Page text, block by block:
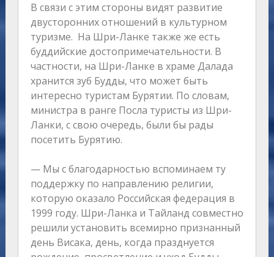
В связи с этим стороны видят развитие
двусторонних отношений в культурном
туризме. На Шри-Ланке также же есть
буддийские достопримечательности. В
частности, на Шри-Ланке в храме Далада
хранится зуб Будды, что может быть
интересно туристам Бурятии. По словам,
министра в ранге Посла туристы из Шри-
Ланки, с свою очередь, были бы рады
посетить Бурятию.
— Мы с благодарностью вспоминаем ту
поддержку по направлению религии,
которую оказало Российская федерация в
1999 году. Шри-Ланка и Тайланд совместно
решили установить всемирно признанный
день Висака, день, когда празднуется